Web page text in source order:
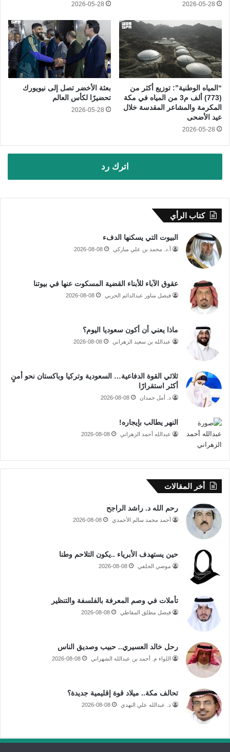
2026-05-28
2026-05-28
“المياه الوطنية”: توزيع أكثر من
(773) ألف م3 من المياه في مكة
المكرمة والمشاعر المقدسة خلال
عيد الأضحى
2026-05-28
بعثة الأخضر تصل إلى نيويورك
تحضيرًا لكأس العالم
2026-05-28
اترك رد
كتاب الرأي
البيوت التي يسكنها الدفء
أ.د. محمد بن علي مباركي 2026-08-08
عقوق الآباء للأبناء القضية المسكوت عنها في بيوتنا
فيصل مناور عبدالدائم الحربي 2026-08-08
ماذا يعني أن أكون سعوديا اليوم؟
عبدالله بن سعيد الزهراني 2026-08-08
ثلاثي القوة الدفاعية… السعودية وتركيا وباكستان نحو أمنٍ
أكثر استقرارًا
د. أمل حمدان 2026-08-08
النهر يطالب بإيجاره!
عبدالله أحمد الزهراني 2026-08-08
أخر المقالات
رحم الله د. راشد الراجح
أحمد محمد سالم الأحمدي 2026-08-08
حين يستهدف الأبرياء ..يكون التلاحم وطنا
موضي الحلفي 2026-08-08
تأملات في وصم المعرفة بالفلسفة والتنظير
فيصل مطلق المقاطي 2026-08-08
رحل خالد العسيري.. حبيب وصديق الناس
اللواء م. أحمد بن عبدالله الشهراني 2026-08-08
تحالف مكة.. ميلاد قوة إقليمية جديدة؟
د. عبدالله علي النهدي 2026-08-08